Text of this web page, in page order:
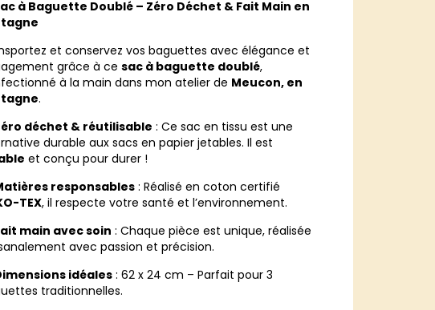
à Baguette Doublé – Zéro Déchet & Fait Main en
et conservez vos baguettes avec élégance et
grâce à cesac à baguette doublé,
à la main dans mon atelier de Meucon, en
.
déchet & réutilisable : Ce sac en tissu est une
durable aux sacs en papier jetables. Il est
et conçu pour durer !
responsables : Réalisé en coton certifié
TEX, il respecte votre santé et l’environnement.
main avec soin : Chaque pièce est unique, réalisée
avec passion et précision.
idéales : 62 x 24 cm – Parfait pour 3
traditionnelles.